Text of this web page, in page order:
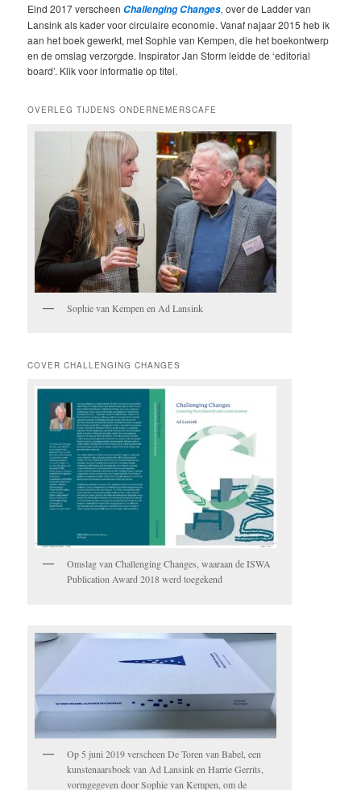
Eind 2017 verscheen Challenging Changes, over de Ladder van
Lansink als kader voor circulaire economie. Vanaf najaar 2015 heb ik
aan het boek gewerkt, met Sophie van Kempen, die het boekontwerp
en de omslag verzorgde. Inspirator Jan Storm leidde de ‘editorial
board’. Klik voor informatie op titel.
OVERLEG TIJDENS ONDERNEMERSCAFE
Sophie van Kempen en Ad Lansink
COVER CHALLENGING CHANGES
Omslag van Challenging Changes, waaraan de ISWA
Publication Award 2018 werd toegekend
Op 5 juni 2019 verscheen De Toren van Babel, een
kunstenaarsboek van Ad Lansink en Harrie Gerrits,
vormgegeven door Sophie van Kempen, om de